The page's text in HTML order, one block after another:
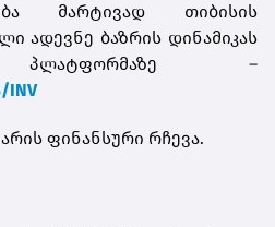
მარტივად თიბისის
ადევნე ბაზრის დინამიკას
პლატფორმაზე –
INV
ფინანსური რჩევა.